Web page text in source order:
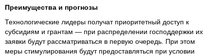
Преимущества и прогнозы
Технологические лидеры получат приоритетный доступ к
субсидиям и грантам — при распределении господдержки их
заявки будут рассматриваться в первую очередь. При этом
меры стимулирования будут предоставляться при условии